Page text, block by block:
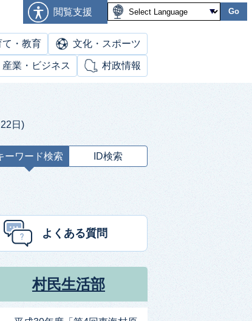
閲覧支援 Go
て・教育 文化・スポーツ
産業・ビジネス 村政情報
日)
ーワード検索 ID検索
よくある質問
村民生活部